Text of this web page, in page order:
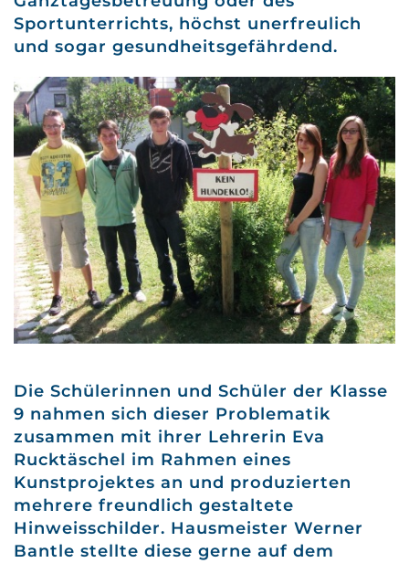
Sportunterrichts, höchst unerfreulich
und sogar gesundheitsgefährdend.
Die Schülerinnen und Schüler der Klasse
9 nahmen sich dieser Problematik
zusammen mit ihrer Lehrerin Eva
Rucktäschel im Rahmen eines
Kunstprojektes an und produzierten
mehrere freundlich gestaltete
Hinweisschilder. Hausmeister Werner
Bantle stellte diese gerne auf dem